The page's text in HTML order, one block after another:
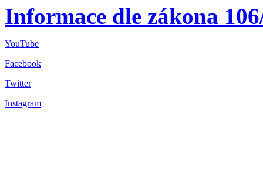
Informace dle zákona
YouTube
Facebook
Twitter
Instagram